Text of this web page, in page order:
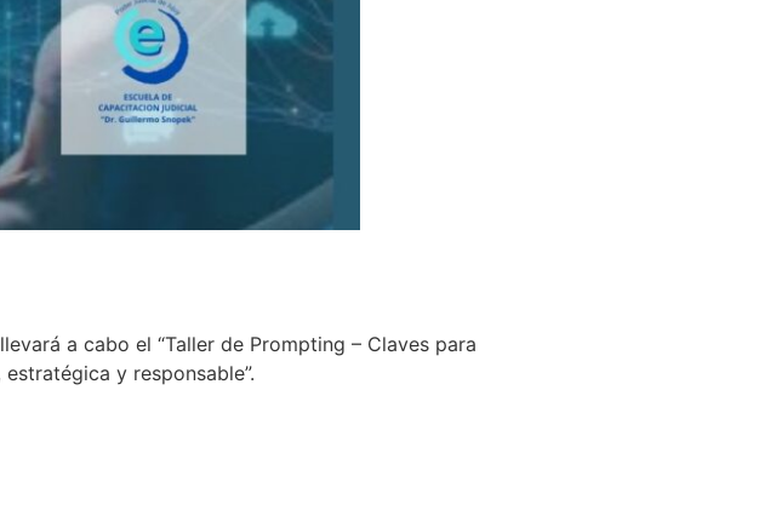
a cabo el “Taller de Prompting – Claves para
y responsable”.